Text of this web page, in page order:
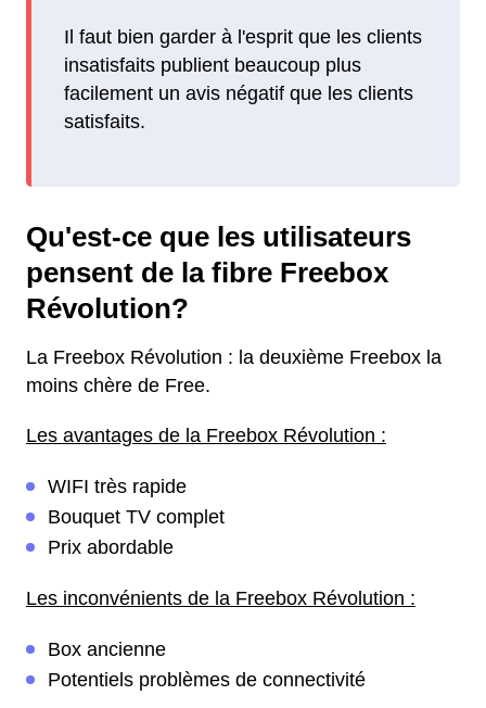
Il faut bien garder à l'esprit que les clients
insatisfaits publient beaucoup plus
facilement un avis négatif que les clients
satisfaits.
Qu'est-ce que les utilisateurs
pensent de la fibre Freebox
Révolution?
La Freebox Révolution : la deuxième Freebox la
moins chère de Free.
Les avantages de la Freebox Révolution :
WIFI très rapide
Bouquet TV complet
Prix abordable
Les inconvénients de la Freebox Révolution :
Box ancienne
Potentiels problèmes de connectivité